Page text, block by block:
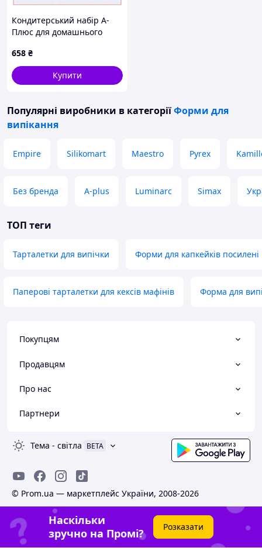
Кондитерський набір А-
Плюс для домашнього
2246PC01C5
658 ₴
Купити
Популярні виробники в категоріїФорми для
випікання
Empire Silikomart Maestro Pyrex
Без бренда A-plus Luminarc Simax
ТОП теги
Тарталетки для випічки Форми для капкейків посилені
Паперові тарталетки для кексів мафінів Форма для
Покупцям
Продавцям
Про нас
Партнери
Тема - світла BETA
© Prom.ua — маркетплейс України, 2008-2026
Наскільки
зручно на Промі?
Розказати